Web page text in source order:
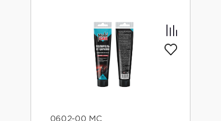
0602-00 MC